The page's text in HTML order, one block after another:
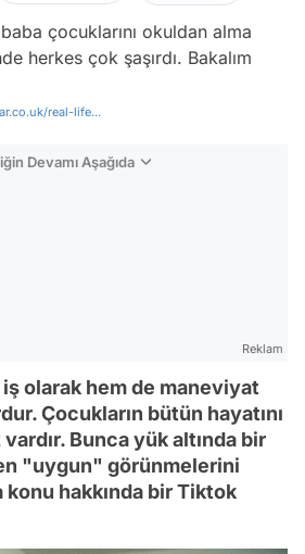
çocuklarını okuldan alma
herkes çok şaşırdı. Bakalım
real-life...
Devamı Aşağıda
Reklam
olarak hem de maneviyat
Çocukların bütün hayatını
Bunca yük altında bir
"uygun" görünmelerini
hakkında bir Tiktok